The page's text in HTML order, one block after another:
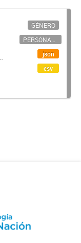
GÉNERO
PERSONAL CIENTÍFICO-TECNOLÓGICO
json
csv